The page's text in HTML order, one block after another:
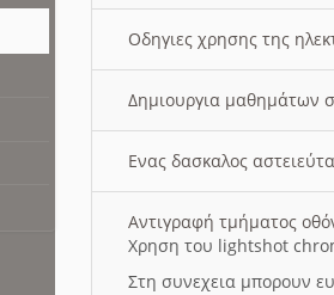
Οδηγιες χρησης της
Δημιουργια μαθημάτων
Ενας δασκαλος
Αντιγραφή τμήματος
Χρηση του lightshot
Στη συνεχεια μπορουν